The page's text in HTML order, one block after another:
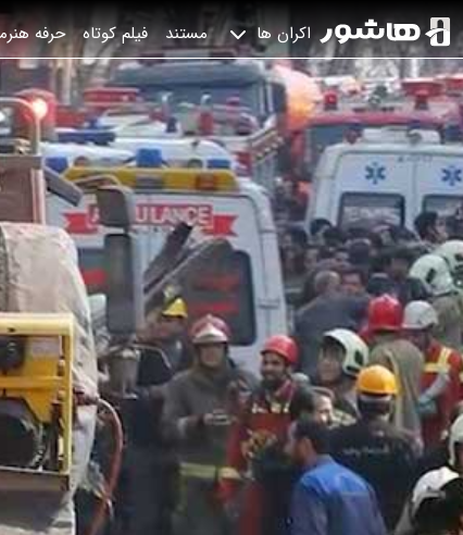
اکران ها مستند فیلم کوتاه حرفه